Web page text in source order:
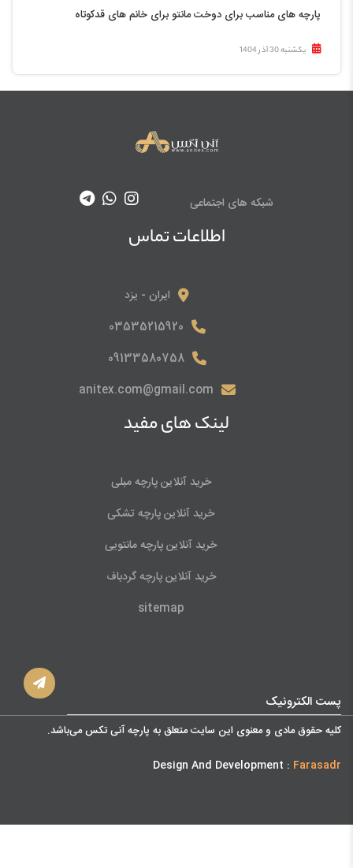
پارچه های مناسب برای دوخت مانتو برای خانم های قدکوتاه
یکشنبه 30 آذر 1404
شبکه های اجتماعی
اطلاعات تماس
ایران - یزد
03535215920
09133580758
anitex.com@gmail.com
لینک های مفید
خرید آنلاین پارچه مبلی
خرید آنلاین پارچه تشکی
خرید آنلاین پارچه مانتویی
خرید آنلاین پارچه گردباف
sitemap
پست الکترونیک
کليه حقوق مادی و معنوی اين سايت متعلق به پارچه آنی تکس می‌باشد.
Design And Development : Farasadr